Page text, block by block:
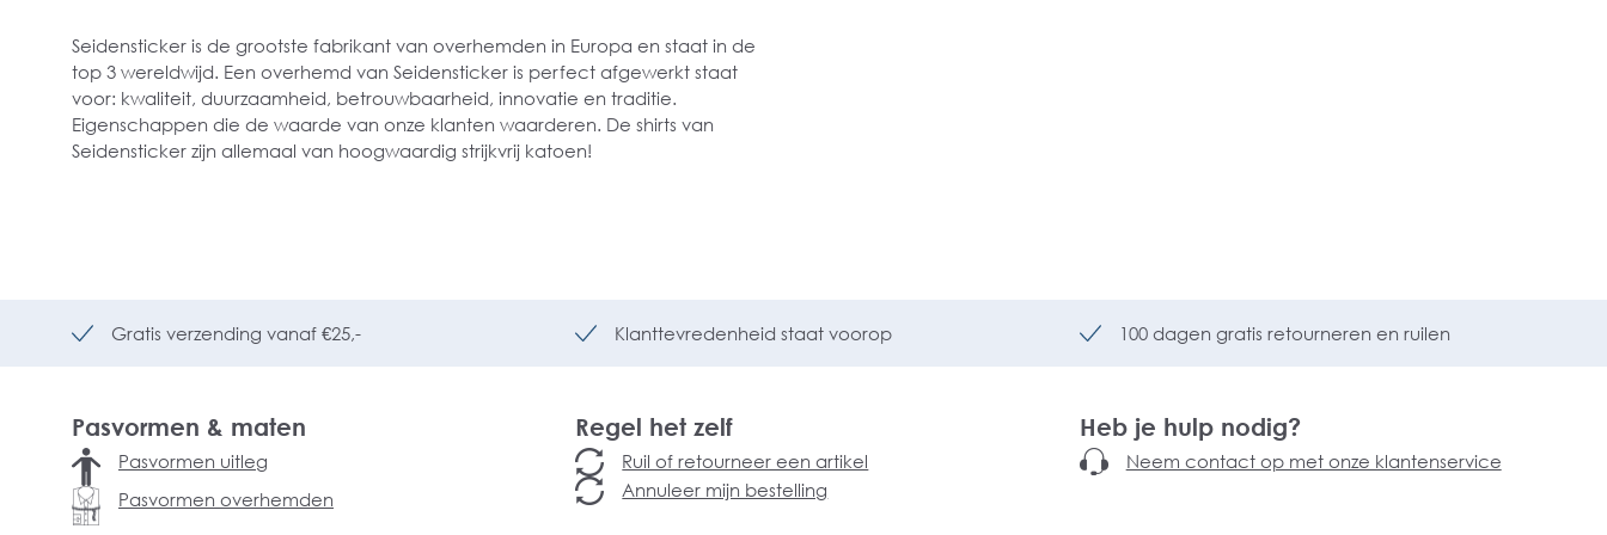
Seidensticker is de grootste fabrikant van overhemden in Europa en staat in de
top 3 wereldwijd. Een overhemd van Seidensticker is perfect afgewerkt staat
voor: kwaliteit, duurzaamheid, betrouwbaarheid, innovatie en traditie.
Eigenschappen die de waarde van onze klanten waarderen. De shirts van
Seidensticker zijn allemaal van hoogwaardig strijkvrij katoen!
Gratis verzending vanaf €25,- Klanttevredenheid staat voorop 100 dagen gratis retourneren en ruilen
Pasvormen & maten
Pasvormen uitleg
Pasvormen overhemden
Regel het zelf
Ruil of retourneer een artikel
Annuleer mijn bestelling
Heb je hulp nodig?
Neem contact op met onze klantenservice